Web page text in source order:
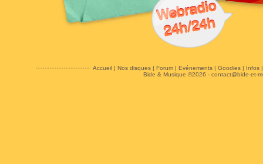
Accueil| Nos disques| Forum| Evénements| Goodies| Infos
Bide & Musique ©2026 - contact@bide-et-